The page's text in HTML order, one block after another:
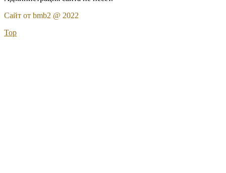
Сайт от bmb2 @ 2022
Top